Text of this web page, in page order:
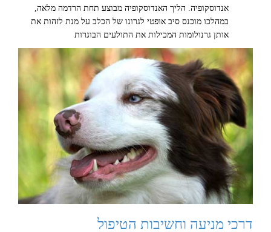
אנדוסקופיה. הליך האנדוסקופיה מבוצע תחת הרדמה מלאה,
במהלכו מוכנס סיב אופטי לגרונו של הכלב על מנת לזהות את
אותן גרנולומות המכילות את התולעים הבוגרות
דרכי מניעה וחשיבות הטיפול